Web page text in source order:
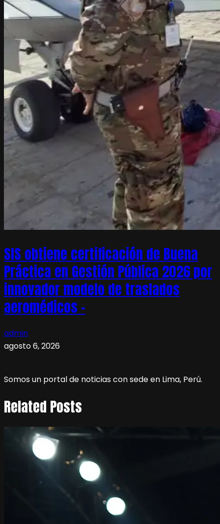
SIS obtiene certificación de Buena
Práctica en Gestión Pública 2026 por
innovador modelo de traslados
aeromédicos –
admin
agosto 6, 2026
Somos un portal de noticias con sede en Lima, Perú.
Related Posts